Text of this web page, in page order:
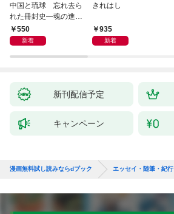
中国と琉球 忘れ去ら
れた冊封史―魂の進化
―550
新着
きれはし
935
新着
新刊配信予定
キャンペーン
漫画無料試し読みならdブック エッセイ・随筆・紀行